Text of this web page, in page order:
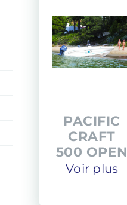
PACIFIC
CRAFT
500 OPEN
Voir plus